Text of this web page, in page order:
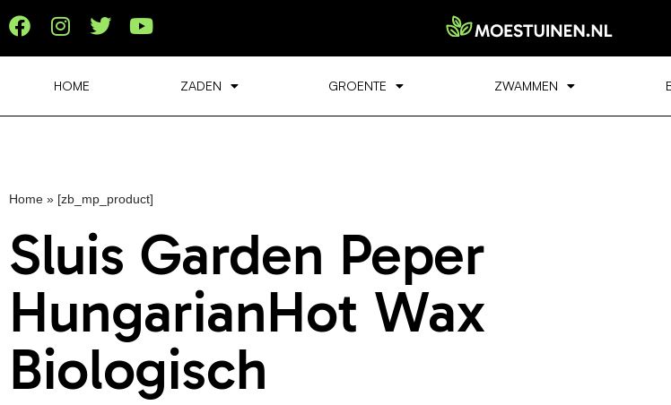
HOME ZADEN GROENTE ZWAMMEN
Home » [zb_mp_product]
Sluis Garden Peper
HungarianHot Wax
Biologisch